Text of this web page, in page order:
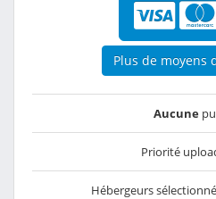
Plus de moyens
Aucune
Priorité
Hébergeurs